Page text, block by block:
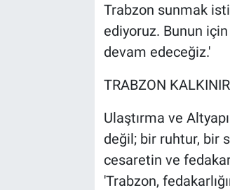
Trabzon sunmak
ediyoruz. Bunun
devam edeceğiz.'
TRABZON
Ulaştırma ve
değil; bir ruhtur, bir
cesaretin ve
'Trabzon,